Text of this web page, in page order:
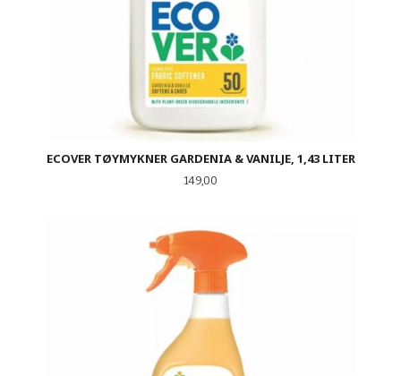
ECOVER TØYMYKNER GARDENIA & VANILJE, 1,43 LITER
Pris
149,00